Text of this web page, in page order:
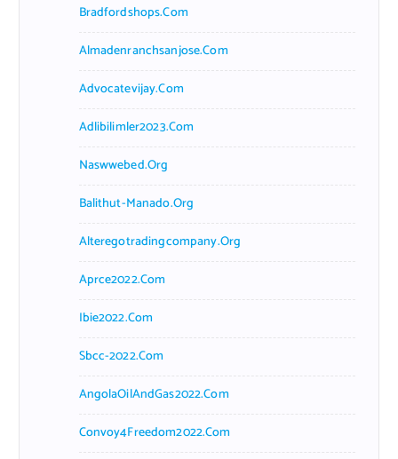
Bradfordshops.com
Almadenranchsanjose.com
Advocatevijay.com
Adlibilimler2023.com
Naswwebed.org
Balithut-Manado.org
Alteregotradingcompany.org
Aprce2022.com
Ibie2022.com
Sbcc-2022.com
AngolaOilAndGas2022.com
Convoy4Freedom2022.com